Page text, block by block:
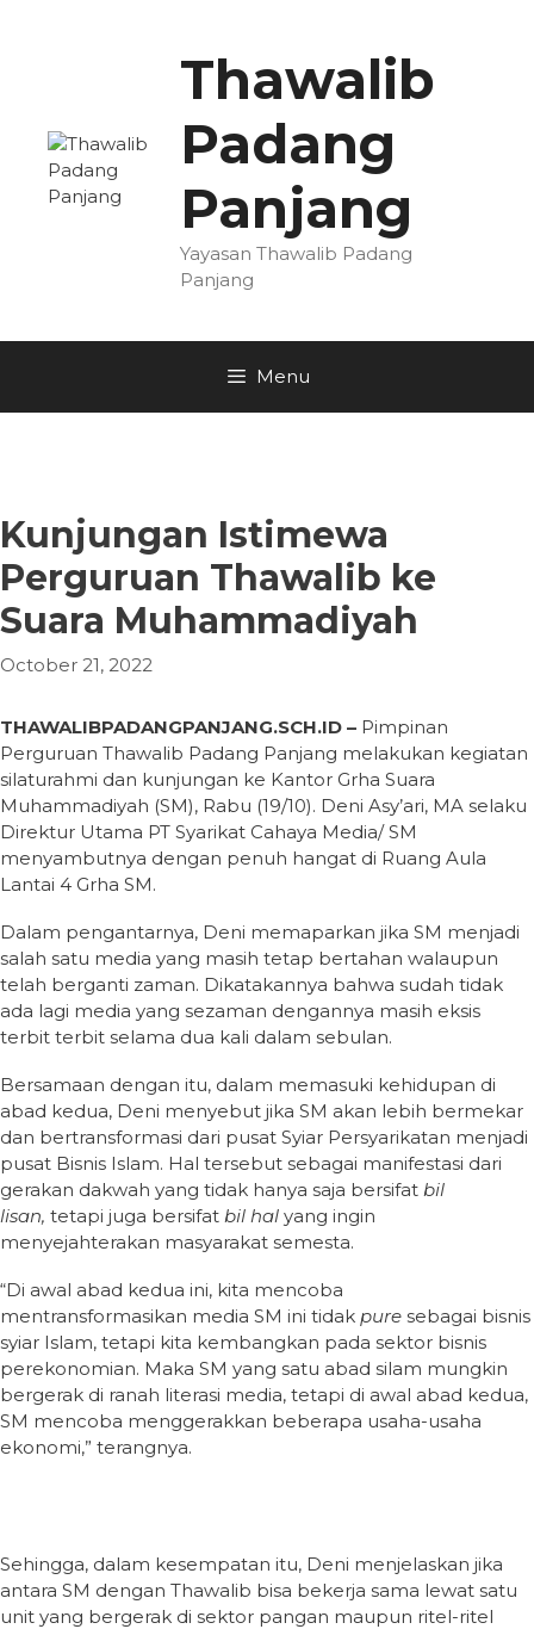
Thawalib
Padang
Panjang
Yayasan Thawalib Padang
Panjang
Menu
Kunjungan Istimewa
Perguruan Thawalib ke
Suara Muhammadiyah
October 21, 2022
THAWALIBPADANGPANJANG.SCH.ID – Pimpinan
Perguruan Thawalib Padang Panjang melakukan kegiatan
silaturahmi dan kunjungan ke Kantor Grha Suara
Muhammadiyah (SM), Rabu (19/10). Deni Asy’ari, MA selaku
Direktur Utama PT Syarikat Cahaya Media/ SM
menyambutnya dengan penuh hangat di Ruang Aula
Lantai 4 Grha SM.
Dalam pengantarnya, Deni memaparkan jika SM menjadi
salah satu media yang masih tetap bertahan walaupun
telah berganti zaman. Dikatakannya bahwa sudah tidak
ada lagi media yang sezaman dengannya masih eksis
terbit terbit selama dua kali dalam sebulan.
Bersamaan dengan itu, dalam memasuki kehidupan di
abad kedua, Deni menyebut jika SM akan lebih bermekar
dan bertransformasi dari pusat Syiar Persyarikatan menjadi
pusat Bisnis Islam. Hal tersebut sebagai manifestasi dari
gerakan dakwah yang tidak hanya saja bersifat bil
lisan, tetapi juga bersifat bil hal yang ingin
menyejahterakan masyarakat semesta.
“Di awal abad kedua ini, kita mencoba
mentransformasikan media SM ini tidak pure sebagai bisnis
syiar Islam, tetapi kita kembangkan pada sektor bisnis
perekonomian. Maka SM yang satu abad silam mungkin
bergerak di ranah literasi media, tetapi di awal abad kedua,
SM mencoba menggerakkan beberapa usaha-usaha
ekonomi,” terangnya.
Sehingga, dalam kesempatan itu, Deni menjelaskan jika
antara SM dengan Thawalib bisa bekerja sama lewat satu
unit yang bergerak di sektor pangan maupun ritel-ritel